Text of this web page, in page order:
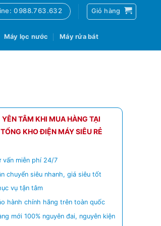
0988.763.632 Giỏ hàng
Máy lọc nước Máy rửa bát
YÊN TÂM KHI MUA HÀNG TẠI
TỔNG KHO ĐIỆN MÁY SIÊU RẺ
vấn miễn phí 24/7
chuyển siêu nhanh, giá siêu tốt
vụ tận tâm
hành chính hãng trên toàn quốc
mới 100% nguyên đai, nguyên kiện